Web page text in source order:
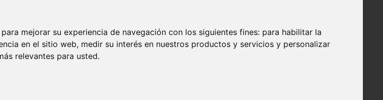
mejorar su experiencia de navegación con los siguientes fines: para habilitar la
en el sitio web, medir su interés en nuestros productos y servicios y personalizar
relevantes para usted.